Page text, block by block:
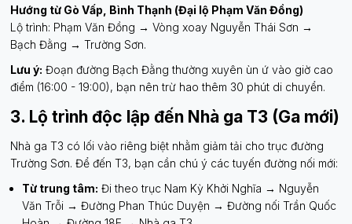
Hướng từ Gò Vấp, Bình Thạnh (Đại lộ Phạm Văn Đồng)
Lộ trình: Phạm Văn Đồng → Vòng xoay Nguyễn Thái Sơn →
Bạch Đằng → Trường Sơn.
Lưu ý: Đoạn đường Bạch Đằng thường xuyên ùn ứ vào giờ cao
điểm (16:00 - 19:00), bạn nên trừ hao thêm 30 phút di chuyển.
3. Lộ trình độc lập đến Nhà ga T3 (Ga mới)
Nhà ga T3 có lối vào riêng biệt nhằm giảm tải cho trục đường
Trường Sơn. Để đến T3, bạn cần chú ý các tuyến đường nối mới:
Từ trung tâm: Đi theo trục Nam Kỳ Khởi Nghĩa → Nguyễn
Văn Trỗi → Đường Phan Thúc Duyện → Đường nối Trần Quốc